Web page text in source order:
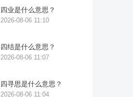
四业是什么意思？
2026-08-06 11:10
四结是什么意思？
2026-08-06 11:07
四寻思是什么意思？
2026-08-06 11:04